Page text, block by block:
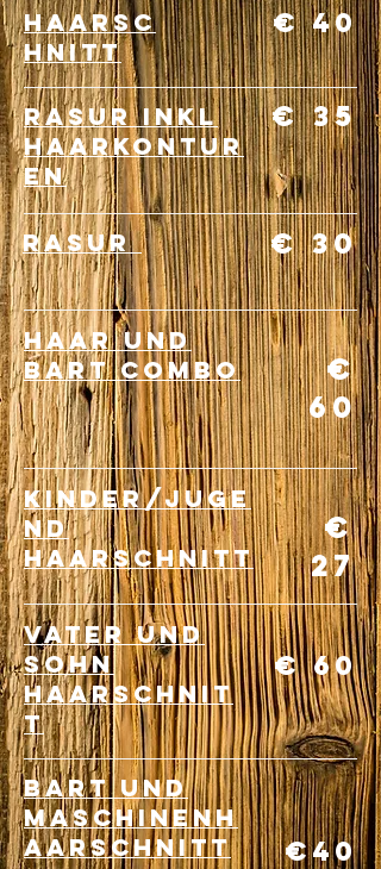
haarsc
hnitt
€ 40
rasur inkl
haarkontur
en
€ 35
rasur € 30
haar und
bart combo
€
60
kinder/Juge
nd
haarschnitt
€
27
vater und
sohn
haarschnit
t
€ 60
bart und
maschinenh
aarschnitt
€40